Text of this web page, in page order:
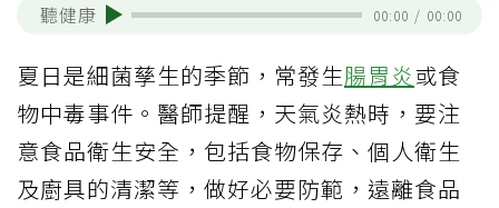
聽健康 00:00 / 00:00
夏日是細菌孳生的季節，常發生腸胃炎或食
物中毒事件。醫師提醒，天氣炎熱時，要注
意食品衛生安全，包括食物保存、個人衛生
及廚具的清潔等，做好必要防範，遠離食品